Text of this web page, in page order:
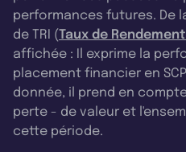
performances futures. De
de TRI (Taux de
affichée : Il exprime la
placement financier en
donnée, il prend en
perte - de valeur et
cette période.